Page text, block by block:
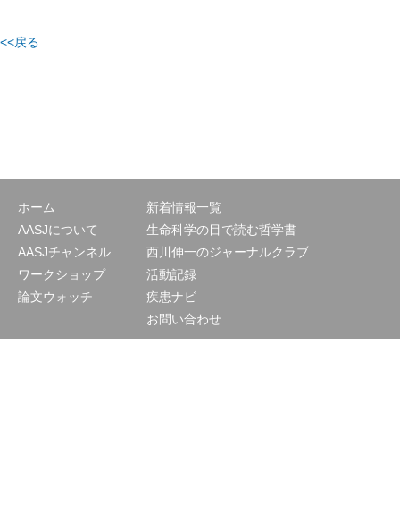
<<戻る
ホーム
AASJについて
AASJチャンネル
ワークショップ
論文ウォッチ
新着情報一覧
生命科学の目で読む哲学書
西川伸一のジャーナルクラブ
活動記録
疾患ナビ
お問い合わせ